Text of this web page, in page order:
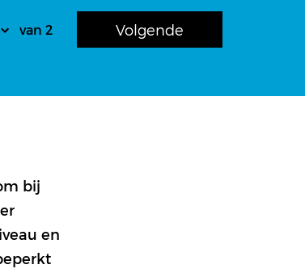
van 2 Volgende
bij
en